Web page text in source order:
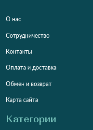
О нас
Сотрудничество
Контакты
Оплата и доставка
Обмен и возврат
Карта сайта
Категории